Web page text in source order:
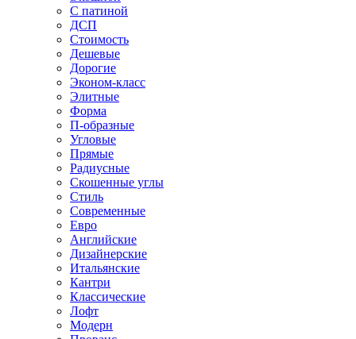
С патиной
ДСП
Стоимость
Дешевые
Дорогие
Эконом-класс
Элитные
Форма
П-образные
Угловые
Прямые
Радиусные
Скошенные углы
Стиль
Современные
Евро
Английские
Дизайнерские
Итальянские
Кантри
Классические
Лофт
Модерн